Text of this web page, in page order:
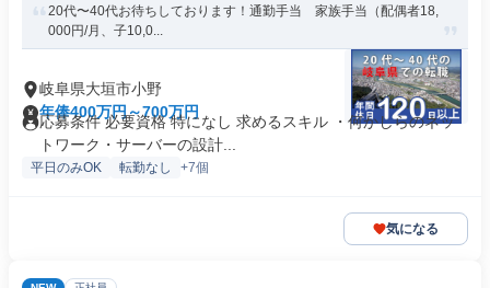
20代〜40代お待ちしております！通勤手当 家族手当（配偶者18,
000円/月、子10,0...
岐阜県大垣市小野
年俸400万円～700万円
応募条件 必要資格 特になし 求めるスキル ・何かしらのネッ
トワーク・サーバーの設計...
平日のみOK 転勤なし +7個
気になる